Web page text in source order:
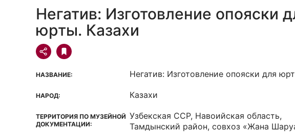
Негатив: Изготовление опояски
юрты. Казахи
НАЗВАНИЕ: Негатив: Изготовление опояски для
НАРОД: Казахи
ТЕРРИТОРИЯ ПО МУЗЕЙНОЙ
ДОКУМЕНТАЦИИ:
Узбекская ССР, Навоийская область,
Тамдынский район, совхоз «Жана